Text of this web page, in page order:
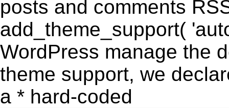
posts and comments
add_theme_support(
WordPress manage the
theme support, we
a * hard-coded